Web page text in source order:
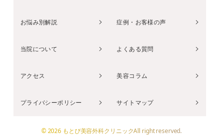
お悩み別解説 症例・お客様の声
当院について よくある質問
アクセス 美容コラム
プライバシーポリシー サイトマップ
© 2026 もとび美容外科クリニックAll right reserved.